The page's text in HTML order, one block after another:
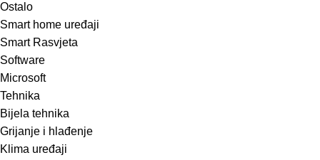
Ostalo
Smart home uređaji
Smart Rasvjeta
Software
Microsoft
Tehnika
Bijela tehnika
Grijanje i hlađenje
Klima uređaji